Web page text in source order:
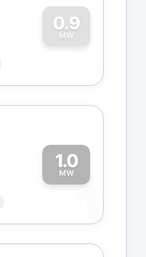
0.9
MW
0
1.0
MW
1